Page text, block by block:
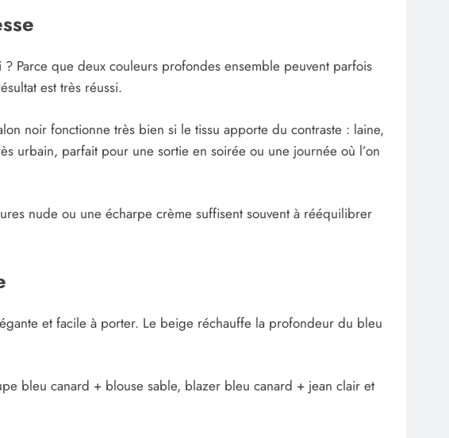
Parce que deux couleurs profondes ensemble peuvent parfois
est très réussi.
noir fonctionne très bien si le tissu apporte du contraste : laine,
urbain, parfait pour une sortie en soirée ou une journée où l’on
nude ou une écharpe crème suffisent souvent à rééquilibrer
et facile à porter. Le beige réchauffe la profondeur du bleu
bleu canard + blouse sable, blazer bleu canard + jean clair et